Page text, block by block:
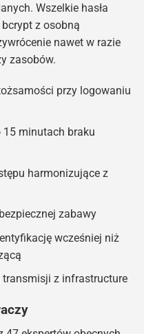
Wszelkie hasła
z osobną
nawet w razie
zasobów.
przy logowaniu
minutach braku
harmonizujące z
zabawy
wcześniej niż
transmisji z infrastructure